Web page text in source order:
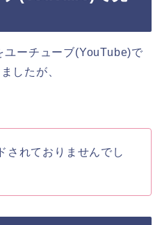
ユーチューブ(YouTube)で
したが、
されておりませんでし